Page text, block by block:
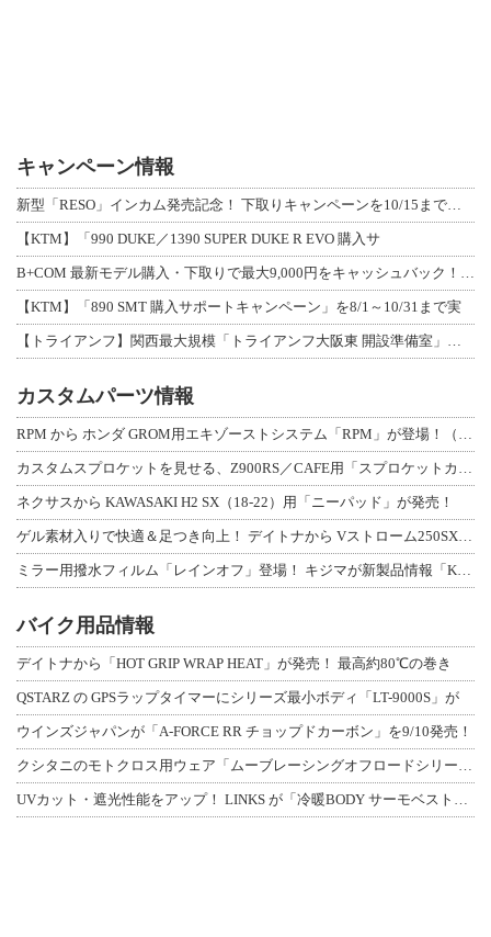
キャンペーン情報
【KTM】「990 DUKE／1390 SUPER DUKE R EVO 購入サ
【KTM】「890 SMT 購入サポートキャンペーン」を8/1～10/31まで実
カスタムパーツ情報
ネクサスから KAWASAKI H2 SX（18-22）用「ニーパッド」が発売！
バイク用品情報
デイトナから「HOT GRIP WRAP HEAT」が発売！ 最高約80℃の巻き
QSTARZ の GPSラップタイマーにシリーズ最小ボディ「LT-9000S」が
ウインズジャパンが「A-FORCE RR チョップドカーボン」を9/10発売！